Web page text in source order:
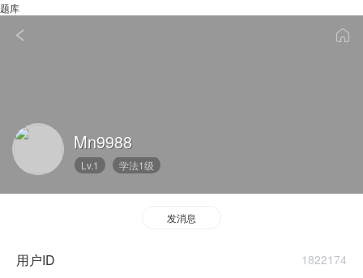
题库
Mn9988
Lv.1 学法1级
发消息
用户ID 1822174